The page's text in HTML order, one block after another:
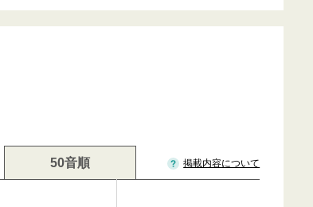
50音順 掲載内容について